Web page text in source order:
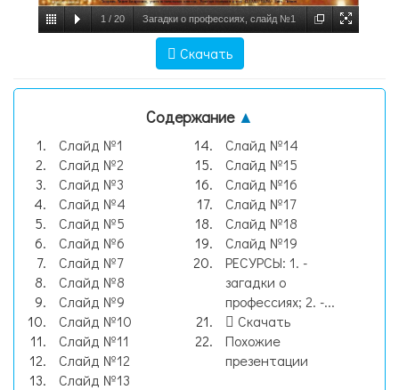
1 / 20 Загадки о профессиях, слайд №1
Скачать
Содержание ▲
Слайд №1
Слайд №2
Слайд №3
Слайд №4
Слайд №5
Слайд №6
Слайд №7
Слайд №8
Слайд №9
Слайд №10
Слайд №11
Слайд №12
Слайд №13
Слайд №14
Слайд №15
Слайд №16
Слайд №17
Слайд №18
Слайд №19
РЕСУРСЫ: 1. -
загадки о
профессиях; 2. -...
Скачать
Похожие
презентации